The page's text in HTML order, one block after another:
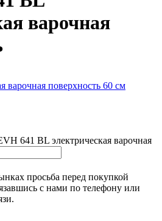
варочная
варочная поверхность 60 см
641 BL электрическая варочная
просьба перед покупкой
с нами по телефону или